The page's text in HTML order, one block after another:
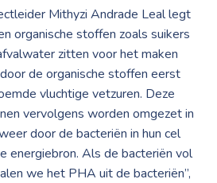
Mithyzi Andrade Leal legt
organische stoffen zoals suikers
zitten voor het maken
de organische stoffen eerst
vluchtige vetzuren. Deze
vervolgens worden omgezet in
door de bacteriën in hun cel
energiebron. Als de bacteriën vol
we het PHA uit de bacteriën”,